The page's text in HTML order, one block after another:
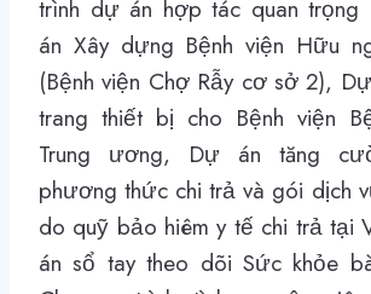
trình dự án hợp tác quan trọng
án Xây dựng Bệnh viện Hữu
(Bệnh viện Chợ Rẫy cơ sở 2),
trang thiết bị cho Bệnh viện
Trung ương, Dự án tăng
phương thức chi trả và gói dịch
do quỹ bảo hiêm y tế chi trả tại
án sổ tay theo dõi Sức khỏe